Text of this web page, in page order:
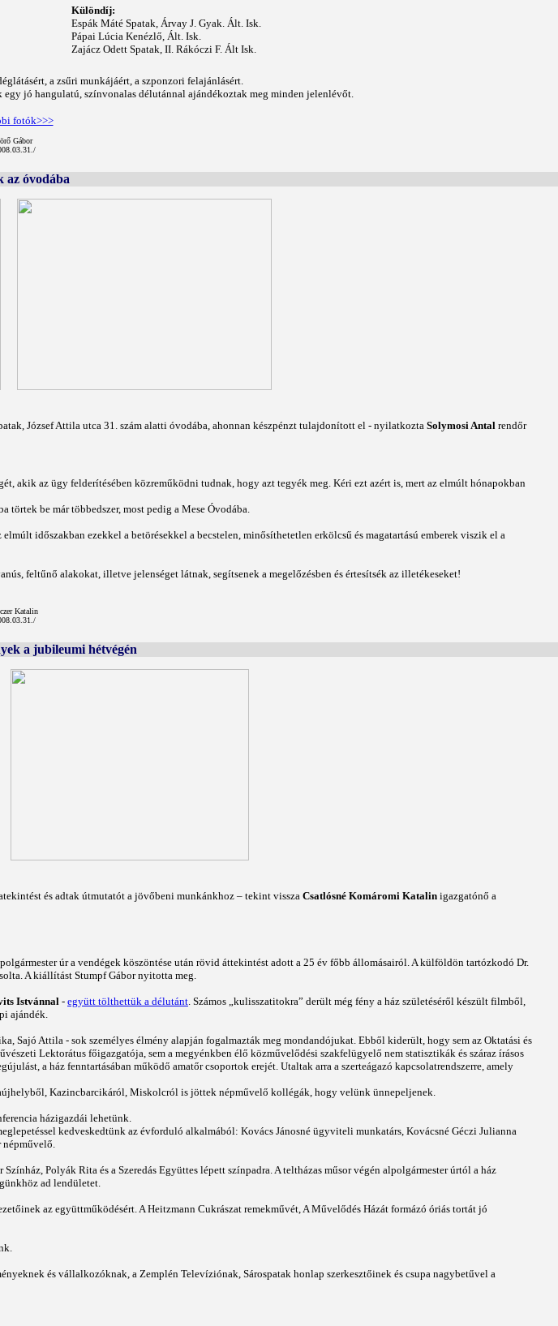
Különdíj:
Espák Máté Spatak, Árvay J. Gyak. Ált. Isk.
Pápai Lúcia Kenézlő, Ált. Isk.
Zajácz Odett Spatak, II. Rákóczi F. Ált Isk.
a zsűri munkájáért, a szponzori felajánlásért.
jó hangulatú, színvonalas délutánnal ajándékoztak meg minden jelenlévőt.
fotók>>>
Gábor
az óvodába
József Attila utca 31. szám alatti óvodába, ahonnan készpénzt tulajdonított el - nyilatkozta Solymosi Antal rendőr
akik az ügy felderítésében közreműködni tudnak, hogy azt tegyék meg. Kéri ezt azért is, mert az elmúlt hónapokban
törtek be már többedszer, most pedig a Mese Óvodába.
időszakban ezekkel a betörésekkel a becstelen, minősíthetetlen erkölcsű és magatartású emberek viszik el a
feltűnő alakokat, illetve jelenséget látnak, segítsenek a megelőzésben és értesítsék az illetékeseket!
Katalin
a jubileumi hétvégén
és adtak útmutatót a jövőbeni munkánkhoz – tekint vissza Csatlósné Komáromi Katalin igazgatónő a
úr a vendégek köszöntése után rövid áttekintést adott a 25 év főbb állomásairól. A külföldön tartózkodó Dr.
A kiállítást Stumpf Gábor nyitotta meg.
Istvánnal - együtt tölthettük a délutánt . Számos „kulisszatitokra” derült még fény a ház születéséről készült filmből,
ajándék.
Sajó Attila - sok személyes élmény alapján fogalmazták meg mondandójukat. Ebből kiderült, hogy sem az Oktatási és
Lektorátus főigazgatója, sem a megyénkben élő közművelődési szakfelügyelő nem statisztikák és száraz írásos
a ház fenntartásában működő amatőr csoportok erejét. Utaltak arra a szerteágazó kapcsolatrendszerre, amely
Kazincbarcikáról, Miskolcról is jöttek népművelő kollégák, hogy velünk ünnepeljenek.
házigazdái lehetünk.
kedveskedtünk az évforduló alkalmából: Kovács Jánosné ügyviteli munkatárs, Kovácsné Géczi Julianna
Polyák Rita és a Szeredás Együttes lépett színpadra. A teltházas műsor végén alpolgármester úrtól a ház
ad lendületet.
az együttműködésért. A Heitzmann Cukrászat remekművét, A Művelődés Házát formázó óriás tortát jó
és vállalkozóknak, a Zemplén Televíziónak, Sárospatak honlap szerkesztőinek és csupa nagybetűvel a